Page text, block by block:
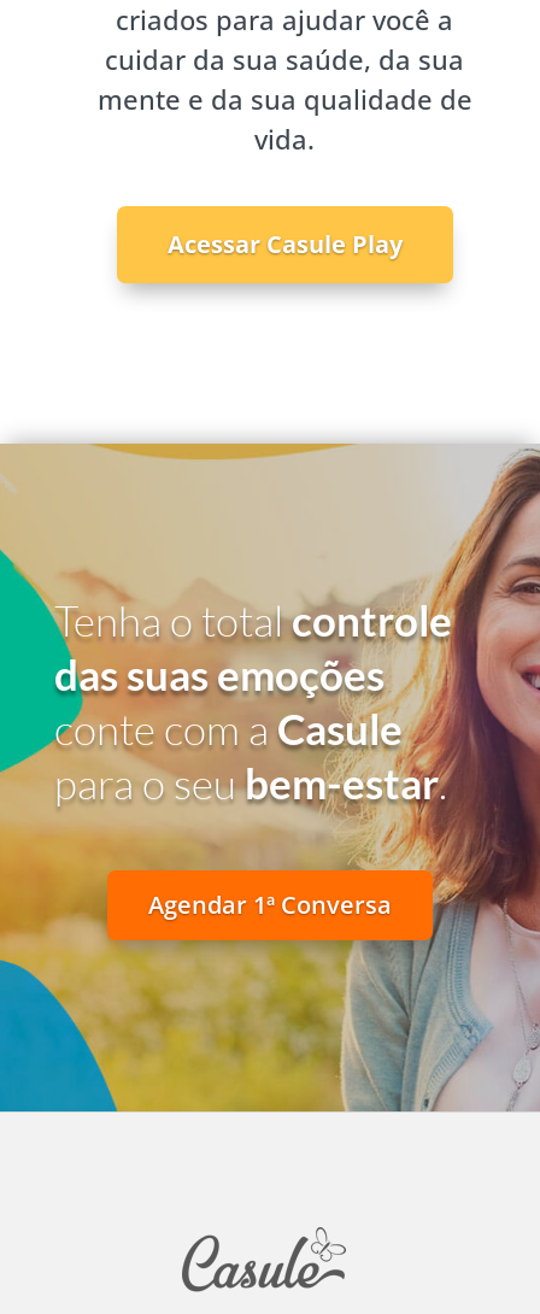
criados para ajudar você a
cuidar da sua saúde, da sua
mente e da sua qualidade de
vida.
Acessar Casule Play
Tenha o totalcontrole
das suas emoções
conte com a Casule
para o seubem-estar.
Agendar 1ª Conversa